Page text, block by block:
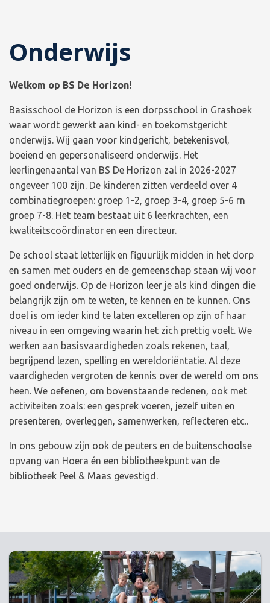
Onderwijs
Welkom op BS De Horizon!
Basisschool de Horizon is een dorpsschool in Grashoek
waar wordt gewerkt aan kind- en toekomstgericht
onderwijs. Wij gaan voor kindgericht, betekenisvol,
boeiend en gepersonaliseerd onderwijs. Het
leerlingenaantal van BS De Horizon zal in 2026-2027
ongeveer 100 zijn. De kinderen zitten verdeeld over 4
combinatiegroepen: groep 1-2, groep 3-4, groep 5-6 rn
groep 7-8. Het team bestaat uit 6 leerkrachten, een
kwaliteitscoördinator en een directeur.
De school staat letterlijk en figuurlijk midden in het dorp
en samen met ouders en de gemeenschap staan wij voor
goed onderwijs. Op de Horizon leer je als kind dingen die
belangrijk zijn om te weten, te kennen en te kunnen. Ons
doel is om ieder kind te laten excelleren op zijn of haar
niveau in een omgeving waarin het zich prettig voelt. We
werken aan basisvaardigheden zoals rekenen, taal,
begrijpend lezen, spelling en wereldoriëntatie. Al deze
vaardigheden vergroten de kennis over de wereld om ons
heen. We oefenen, om bovenstaande redenen, ook met
activiteiten zoals: een gesprek voeren, jezelf uiten en
presenteren, overleggen, samenwerken, reflecteren etc..
In ons gebouw zijn ook de peuters en de buitenschoolse
opvang van Hoera én een bibliotheekpunt van de
bibliotheek Peel & Maas gevestigd.